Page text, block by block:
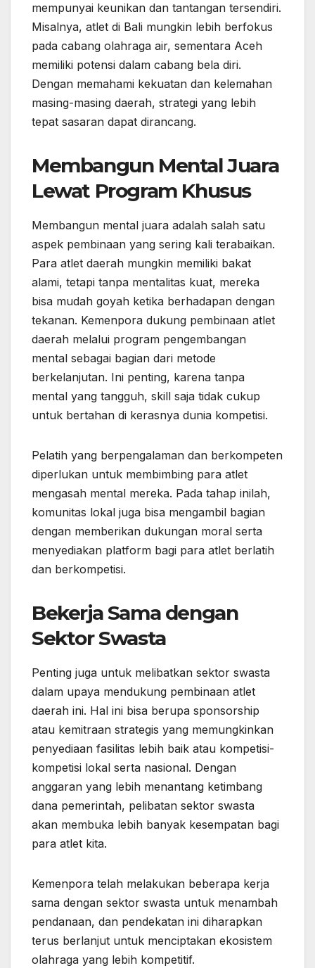
mempunyai keunikan dan tantangan tersendiri.
Misalnya, atlet di Bali mungkin lebih berfokus
pada cabang olahraga air, sementara Aceh
memiliki potensi dalam cabang bela diri.
Dengan memahami kekuatan dan kelemahan
masing-masing daerah, strategi yang lebih
tepat sasaran dapat dirancang.
Membangun Mental Juara
Lewat Program Khusus
Membangun mental juara adalah salah satu
aspek pembinaan yang sering kali terabaikan.
Para atlet daerah mungkin memiliki bakat
alami, tetapi tanpa mentalitas kuat, mereka
bisa mudah goyah ketika berhadapan dengan
tekanan. Kemenpora dukung pembinaan atlet
daerah melalui program pengembangan
mental sebagai bagian dari metode
berkelanjutan. Ini penting, karena tanpa
mental yang tangguh, skill saja tidak cukup
untuk bertahan di kerasnya dunia kompetisi.
Pelatih yang berpengalaman dan berkompeten
diperlukan untuk membimbing para atlet
mengasah mental mereka. Pada tahap inilah,
komunitas lokal juga bisa mengambil bagian
dengan memberikan dukungan moral serta
menyediakan platform bagi para atlet berlatih
dan berkompetisi.
Bekerja Sama dengan
Sektor Swasta
Penting juga untuk melibatkan sektor swasta
dalam upaya mendukung pembinaan atlet
daerah ini. Hal ini bisa berupa sponsorship
atau kemitraan strategis yang memungkinkan
penyediaan fasilitas lebih baik atau kompetisi-
kompetisi lokal serta nasional. Dengan
anggaran yang lebih menantang ketimbang
dana pemerintah, pelibatan sektor swasta
akan membuka lebih banyak kesempatan bagi
para atlet kita.
Kemenpora telah melakukan beberapa kerja
sama dengan sektor swasta untuk menambah
pendanaan, dan pendekatan ini diharapkan
terus berlanjut untuk menciptakan ekosistem
olahraga yang lebih kompetitif.